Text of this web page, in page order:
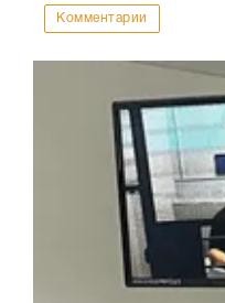
Комментарии